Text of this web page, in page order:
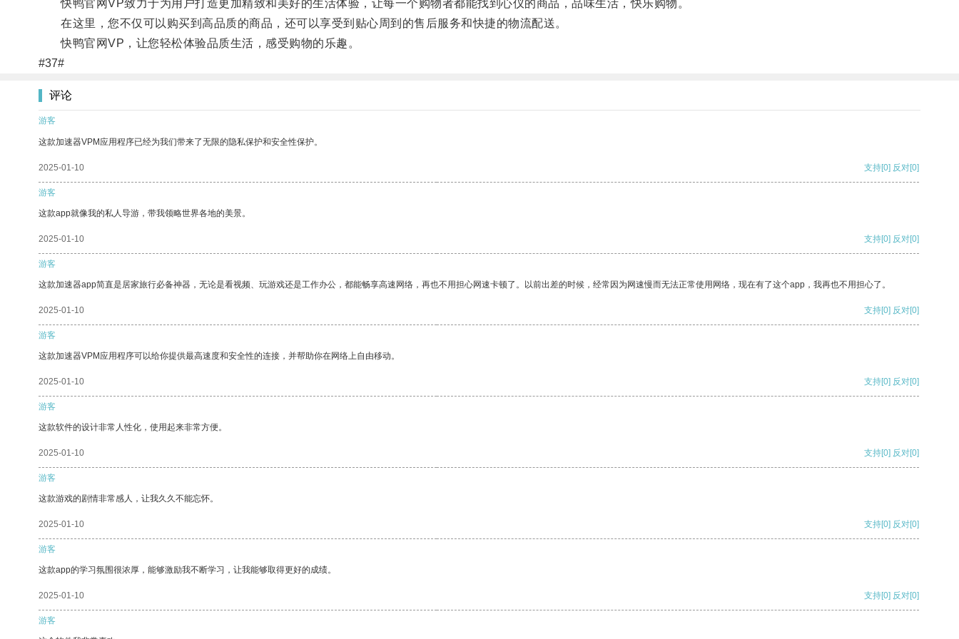
快鸭官网VP致力于为用户打造更加精致和美好的生活体验，让每一个购物者都能找到心仪的商品，品味生活，快乐购物。
在这里，您不仅可以购买到高品质的商品，还可以享受到贴心周到的售后服务和快捷的物流配送。
快鸭官网VP，让您轻松体验品质生活，感受购物的乐趣。
#37#
评论
游客
这款加速器VPM应用程序已经为我们带来了无限的隐私保护和安全性保护。
2025-01-10 支持[0] 反对[0]
游客
这款app就像我的私人导游，带我领略世界各地的美景。
2025-01-10 支持[0] 反对[0]
游客
这款加速器app简直是居家旅行必备神器，无论是看视频、玩游戏还是工作办公，都能畅享高速网络，再也不用担心网速卡顿了。以前出差的时候，经常因为网速慢而无法正常使用网络，现在有了这个app，我再也不用担心了。
2025-01-10 支持[0] 反对[0]
游客
这款加速器VPM应用程序可以给你提供最高速度和安全性的连接，并帮助你在网络上自由移动。
2025-01-10 支持[0] 反对[0]
游客
这款软件的设计非常人性化，使用起来非常方便。
2025-01-10 支持[0] 反对[0]
游客
这款游戏的剧情非常感人，让我久久不能忘怀。
2025-01-10 支持[0] 反对[0]
游客
这款app的学习氛围很浓厚，能够激励我不断学习，让我能够取得更好的成绩。
2025-01-10 支持[0] 反对[0]
游客